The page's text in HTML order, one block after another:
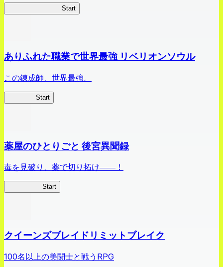
Start
ありふれた職業で世界最強 リベリオンソウル
この錬成師、世界最強。
Start
薬屋のひとりごと 後宮異聞録
毒を見破り、薬で切り拓け――！
Start
クイーンズブレイドリミットブレイク
100名以上の美闘士と戦うRPG